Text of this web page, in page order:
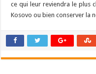
ce qui leur reviendra le plus
Kosovo ou bien conserver la